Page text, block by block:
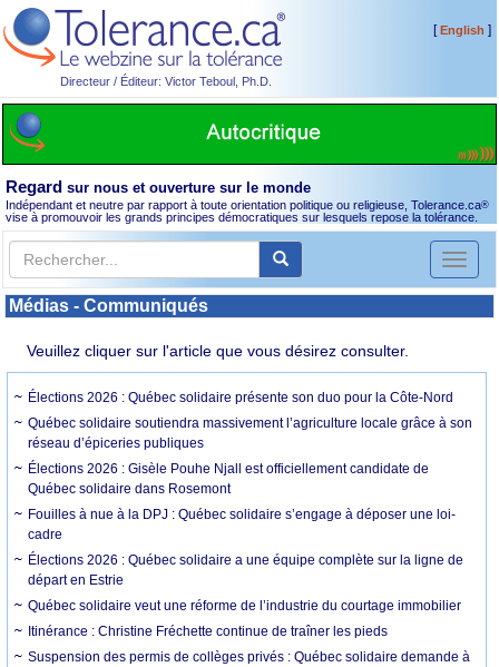
Directeur / Éditeur: Victor Teboul, Ph.D.
[English ]
Regard sur nous et ouverture sur le monde
Indépendant et neutre par rapport à toute orientation politique ou religieuse, Tolerance.ca®
vise à promouvoir les grands principes démocratiques sur lesquels repose la tolérance.
Toggle
Médias - Communiqués
Veuillez cliquer sur l'article que vous désirez consulter.
Élections 2026 : Québec solidaire présente son duo pour la Côte-Nord
Québec solidaire soutiendra massivement l’agriculture locale grâce à son
réseau d’épiceries publiques
Élections 2026 : Gisèle Pouhe Njall est officiellement candidate de
Québec solidaire dans Rosemont
Fouilles à nue à la DPJ : Québec solidaire s’engage à déposer une loi-
cadre
Élections 2026 : Québec solidaire a une équipe complète sur la ligne de
départ en Estrie
Québec solidaire veut une réforme de l’industrie du courtage immobilier
Itinérance : Christine Fréchette continue de traîner les pieds
Suspension des permis de collèges privés : Québec solidaire demande à